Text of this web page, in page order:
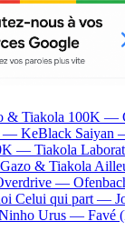
& Tiakola 100K —
— KeBlack Saiyan
— Tiakola
Gazo & Tiakola
—
Celui qui part —
Urus — Favé